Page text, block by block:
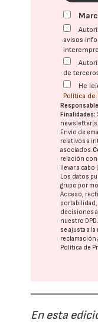
avisos
de
He
Política de
Finalidades:
Envío de
relativos a
asociados.
relación con
llevar a
Los datos
grupo por
Acceso,
decisiones
nuestro DPD
se ajusta a
reclamación
Política de
En esta